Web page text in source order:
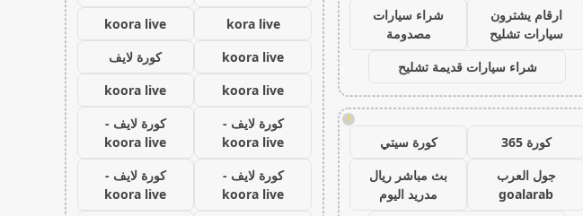
ارقام يشترون
سيارات تشليح
شراء سيارات
مصدومة
شراء سيارات قديمة تشليح
!
كورة 365
كورة سيتي
جول العرب
goalarab
بث مباشر ريال
مدريد اليوم
kora live
koora live
koora live
كورة لايف
koora live
koora live
كورة لايف -
koora live
كورة لايف -
koora live
كورة لايف -
koora live
كورة لايف -
koora live